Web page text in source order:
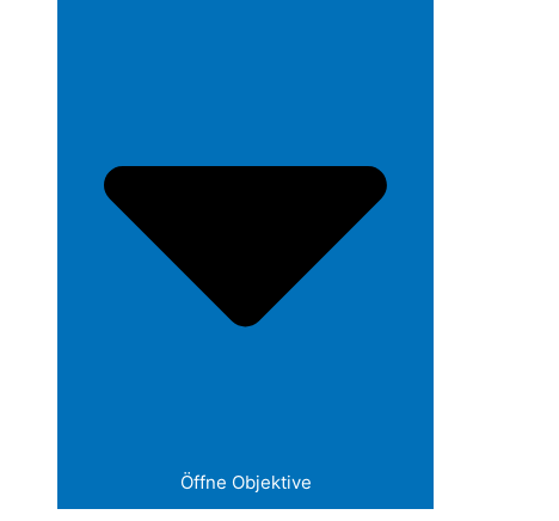
Öffne Objektive